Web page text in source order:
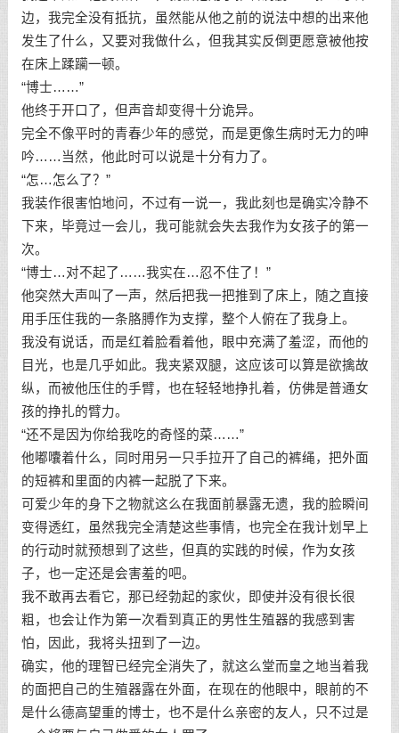
边，我完全没有抵抗，虽然能从他之前的说法中想的出来他
发生了什么，又要对我做什么，但我其实反倒更愿意被他按
在床上蹂躏一顿。
“博士……”
他终于开口了，但声音却变得十分诡异。
完全不像平时的青春少年的感觉，而是更像生病时无力的呻
吟……当然，他此时可以说是十分有力了。
“怎…怎么了？”
我装作很害怕地问，不过有一说一，我此刻也是确实冷静不
下来，毕竟过一会儿，我可能就会失去我作为女孩子的第一
次。
“博士…对不起了……我实在…忍不住了！”
他突然大声叫了一声，然后把我一把推到了床上，随之直接
用手压住我的一条胳膊作为支撑，整个人俯在了我身上。
我没有说话，而是红着脸看着他，眼中充满了羞涩，而他的
目光，也是几乎如此。我夹紧双腿，这应该可以算是欲擒故
纵，而被他压住的手臂，也在轻轻地挣扎着，仿佛是普通女
孩的挣扎的臂力。
“还不是因为你给我吃的奇怪的菜……”
他嘟囔着什么，同时用另一只手拉开了自己的裤绳，把外面
的短裤和里面的内裤一起脱了下来。
可爱少年的身下之物就这么在我面前暴露无遗，我的脸瞬间
变得透红，虽然我完全清楚这些事情，也完全在我计划早上
的行动时就预想到了这些，但真的实践的时候，作为女孩
子，也一定还是会害羞的吧。
我不敢再去看它，那已经勃起的家伙，即使并没有很长很
粗，也会让作为第一次看到真正的男性生殖器的我感到害
怕，因此，我将头扭到了一边。
确实，他的理智已经完全消失了，就这么堂而皇之地当着我
的面把自己的生殖器露在外面，在现在的他眼中，眼前的不
是什么德高望重的博士，也不是什么亲密的友人，只不过是